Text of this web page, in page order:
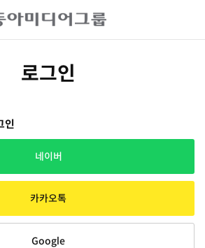
로그인
인
네이버
카카오톡
Google